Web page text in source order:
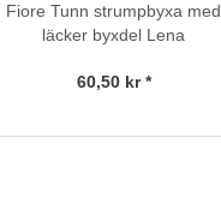
Fiore Tunn strumpbyxa med
läcker byxdel Lena
60,50 kr *